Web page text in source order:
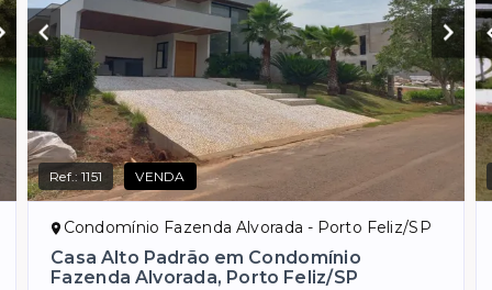
Ref.:1151 VENDA
Condomínio Fazenda Alvorada - Porto Feliz/SP
Casa Alto Padrão em Condomínio
Fazenda Alvorada, Porto Feliz/SP